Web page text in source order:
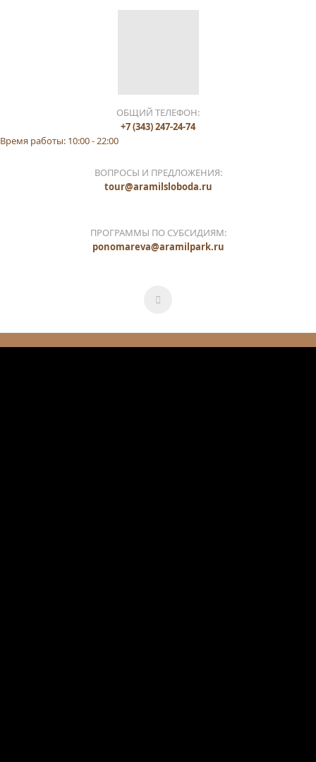
ОБЩИЙ ТЕЛЕФОН:
+7 (343) 247-24-74
Время работы: 10:00 - 22:00
ВОПРОСЫ И ПРЕДЛОЖЕНИЯ:
tour@aramilsloboda.ru
ПРОГРАММЫ ПО СУБСИДИЯМ:
ponomareva@aramilpark.ru